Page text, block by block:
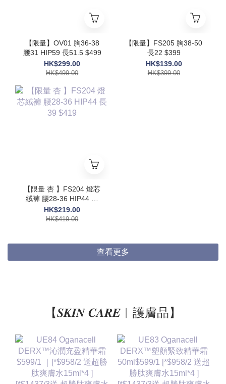
【限量】OV01 胸36-38
腰31 HIP59 長51.5 $499
HK$299.00
HK$499.00
【限量】FS205 胸38-50
長22 $399
HK$139.00
HK$399.00
【限量 杏 】FS204 燈芯
絨褲 腰28-36 HIP44 長
39 $419
HK$219.00
HK$419.00
查看更多
【𝑺𝑲𝑰𝑵 𝑪𝑨𝑹𝑬︱護膚品】